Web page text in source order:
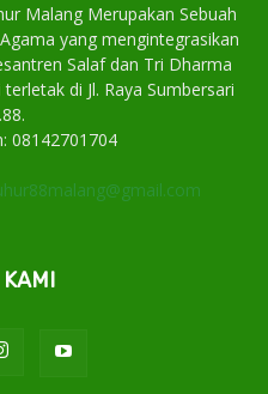
Malang Merupakan Sebuah
yang mengintegrasikan
Salaf dan Tri Dharma
di Jl. Raya Sumbersari
08142701704